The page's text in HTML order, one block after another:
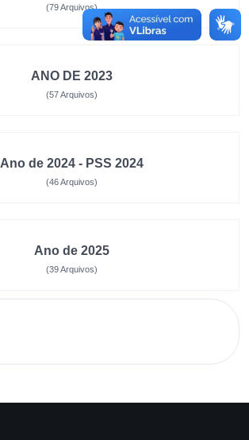
(79 Arquivos)
ANO DE 2023
(57 Arquivos)
Ano de 2024 - PSS 2024
(46 Arquivos)
Ano de 2025
(39 Arquivos)